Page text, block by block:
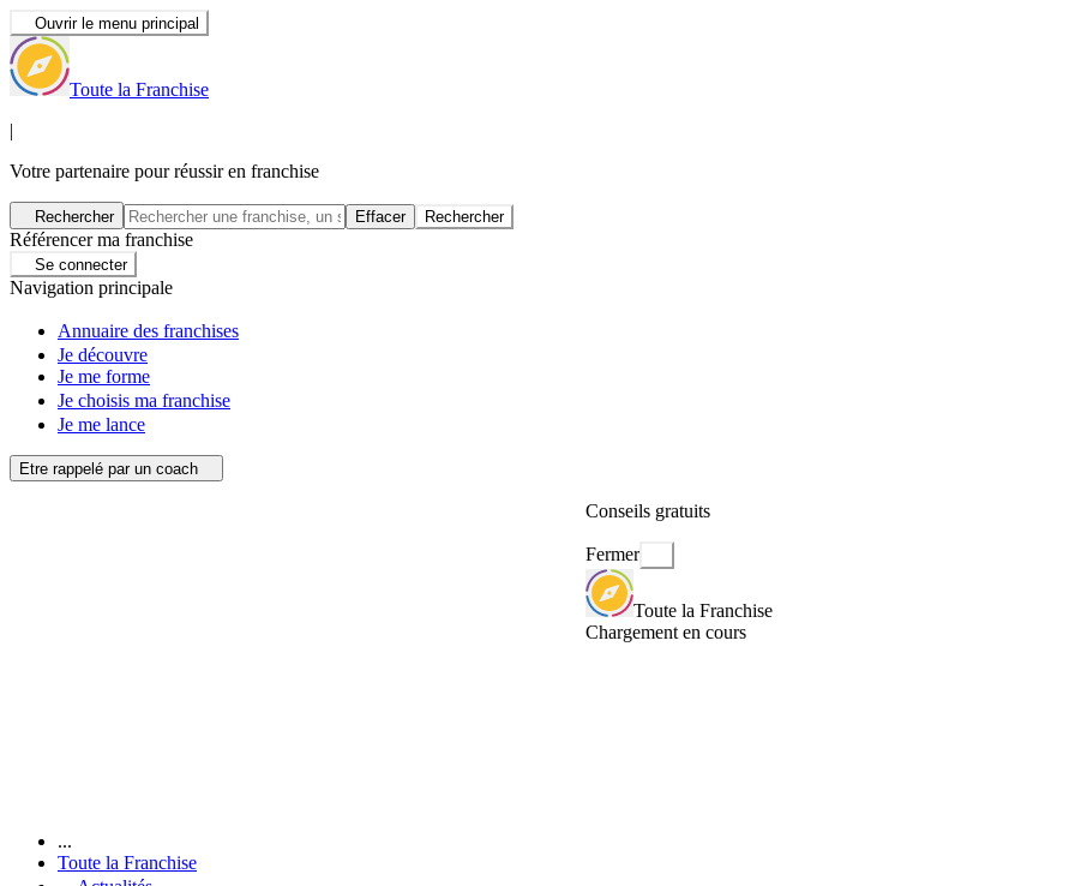
Ouvrir le menu principal
Toute la Franchise
|
Votre partenaire pour réussir en franchise
Rechercher Effacer Rechercher
Référencer ma franchise
Se connecter
Navigation principale
Annuaire des franchises
Je découvre
Je me forme
Je choisis ma franchise
Je me lance
Etre rappelé par un coach
Conseils gratuits
Fermer
Toute la Franchise
Chargement en cours
...
Toute la Franchise